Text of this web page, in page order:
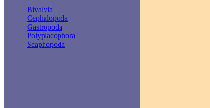
Bivalvia
Cephalopoda
Gastropoda
Polyplacophora
Scaphopoda